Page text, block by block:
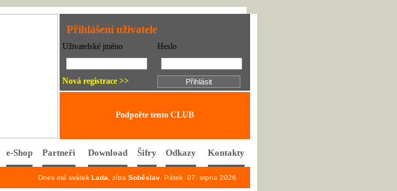
Přihlášení uživatele
Uživatelské jméno Heslo
Nová registrace >>
Podpořte tento CLUB
e-Shop Partneři Download Šifry Odkazy Kontakty
Dnes má svátek Lada , zítra Soběslav . Pátek 07. srpna 2026